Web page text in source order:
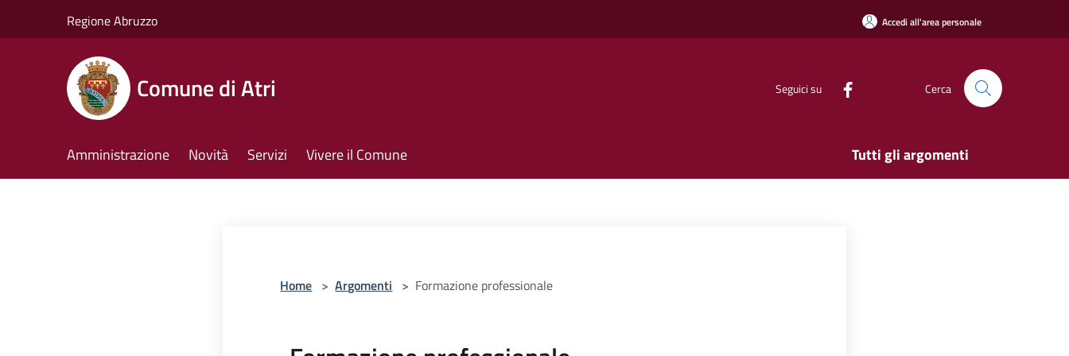
Regione Abruzzo Accedi all'area personale
Comune di Atri Seguici su Cerca
Amministrazione Novità Servizi Vivere il Comune Tutti gli argomenti
Home > Argomenti > Formazione professionale